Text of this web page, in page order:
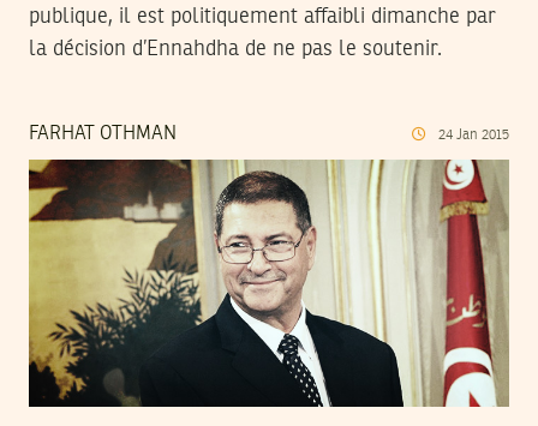
publique, il est politiquement affaibli dimanche par
la décision d’Ennahdha de ne pas le soutenir.
FARHAT OTHMAN 24 Jan 2015